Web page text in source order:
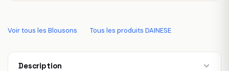
Voir tous les Blousons · Tous les produits DAINESE
Description